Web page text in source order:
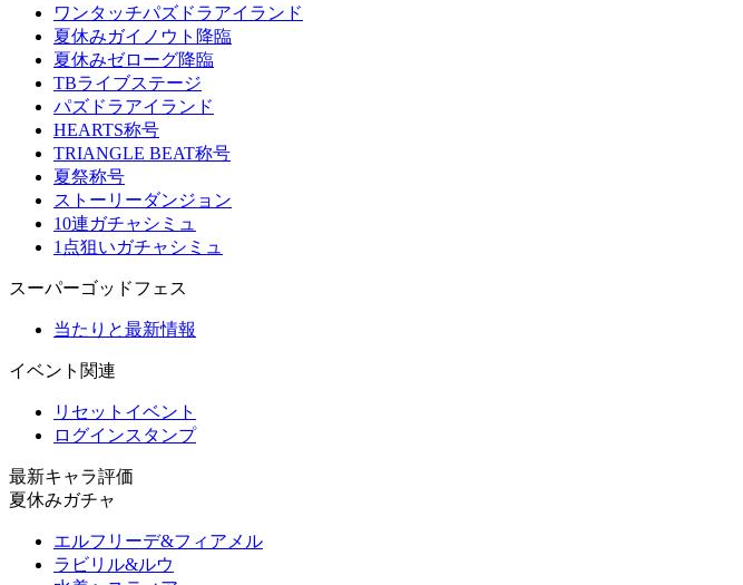
ワンタッチパズドラアイランド
夏休みガイノウト降臨
夏休みゼローグ降臨
TBライブステージ
パズドラアイランド
HEARTS称号
TRIANGLE BEAT称号
夏祭称号
ストーリーダンジョン
10連ガチャシミュ
1点狙いガチャシミュ
スーパーゴッドフェス
当たりと最新情報
イベント関連
リセットイベント
ログインスタンプ
最新キャラ評価
夏休みガチャ
エルフリーデ&フィアメル
ラビリル&ルウ